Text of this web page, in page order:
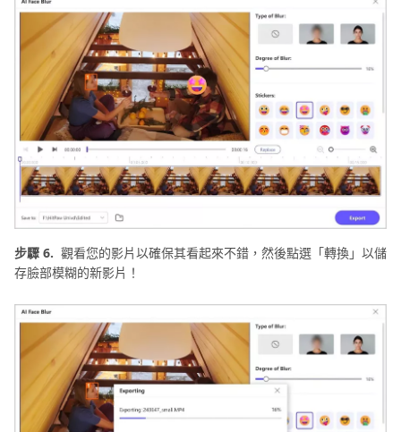
步驟 6. 觀看您的影片以確保其看起來不錯，然後點選「轉換」以儲
存臉部模糊的新影片！